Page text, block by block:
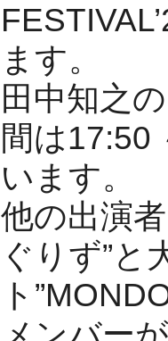
ます。
田中知之
間は17:50
います。
他の出演
ぐりず”と
ト